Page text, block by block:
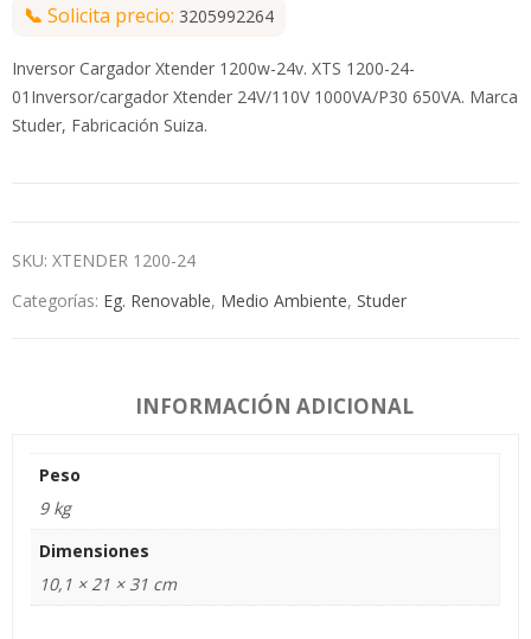
📞 Solicita precio: 3205992264
Inversor Cargador Xtender 1200w-24v. XTS 1200-24-
01Inversor/cargador Xtender 24V/110V 1000VA/P30 650VA. Marca
Studer, Fabricación Suiza.
SKU: XTENDER 1200-24
Categorías: Eg. Renovable, Medio Ambiente, Studer
INFORMACIÓN ADICIONAL
Peso
9 kg
Dimensiones
10,1 × 21 × 31 cm